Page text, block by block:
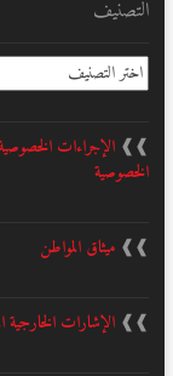
التصنيف
التصنيف
❱❱ الإجراءات
الخصوصية
❱❱ ميثاق المواطن
❱❱ الإشارات الخارجية